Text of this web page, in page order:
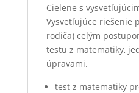
Cielene s
Vysvetľujúce riešenie
rodiča) celým
testu z matematiky,
úpravami.
test z matematiky